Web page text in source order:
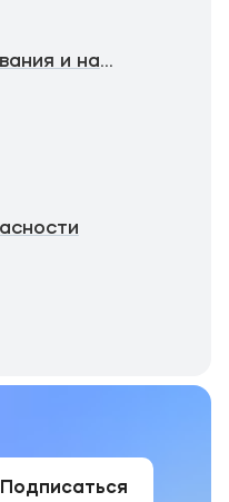
Федеральная служба по надзору в сфере образования и науки
Подписаться